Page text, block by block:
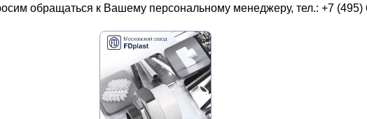
обращаться к Вашему персональному менеджеру, тел.: +7 (495)